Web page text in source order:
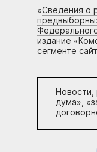
«Сведения о
издание
сегменте
Новости,
дума»,